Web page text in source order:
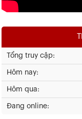
Tổng truy cập:
Hôm nay:
Hôm qua:
Đang online: